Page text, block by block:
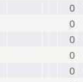
0
0
0
0
0